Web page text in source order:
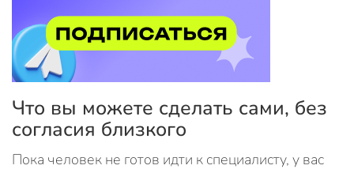
Что вы можете сделать сами, без
согласия близкого
Пока человек не готов идти к специалисту, у вас